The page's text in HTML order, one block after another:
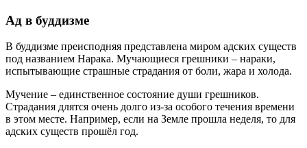
Ад в буддизме
В буддизме преисподняя представлена миром адских существ
под названием Нарака. Мучающиеся грешники – нараки,
испытывающие страшные страдания от боли, жара и холода.
Мучение – единственное состояние души грешников.
Страдания длятся очень долго из-за особого течения времени
в этом месте. Например, если на Земле прошла неделя, то для
адских существ прошёл год.